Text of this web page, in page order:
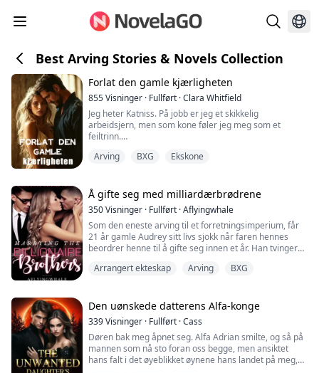
Best Arving Stories & Novels Collection
Forlat den gamle kjærligheten
855Visninger · Fullført ·Clara Whitfield
Jeg heter Katniss. På jobb er jeg et skikkelig
arbeidsjern, men som kone føler jeg meg som et
feiltrinn.
Mannen min har vært utro med utallige kvinner:
Men det var ikke før jeg så ham gå inn på et hotell med
en annen kvinne, forsvinne gjennom glassdørene og
inn i den varme lobbyen, at jeg endelig skjønte at nok
var nok. Jeg orke...
Arving BXG Ekskone
Å gifte seg med milliardærbrødrene
350Visninger · Fullført ·Aflyingwhale
Som den eneste arving til et forretningsimperium, får
21 år gamle Audrey sitt livs sjokk når faren hennes
beordrer henne til å gifte seg innen et år. Han tvinger
potensielle friere som oppfyller hans standarder. Men
broren, er en kjekk og ...
Arrangert ekteskap Arving BXG
Den uønskede datterens Alfa-konge
339Visninger · Fullført ·Cass
Døren bak meg åpnet seg. Alfa Adrian smilte, og så på
mannen som nå sto foran oss begge, men ansiktet
hans falt i det øyeblikket øynene hans landet på meg,